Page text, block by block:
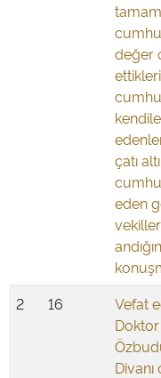
değer
çatı
eden
2 16
Vefat